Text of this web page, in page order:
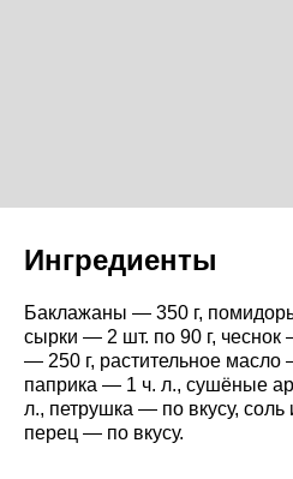
Ингредиенты
Баклажаны — 350 г,
сырки — 2 шт. по 90 г,
— 250 г, растительное масло
паприка — 1 ч. л., сушёные
л., петрушка — по вкусу,
перец — по вкусу.